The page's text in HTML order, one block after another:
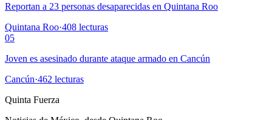
Reportan a 23 personas desaparecidas en Quintana Roo
Quintana Roo·408 lecturas
05
Joven es asesinado durante ataque armado en Cancún
Cancún·462 lecturas
Quinta Fuerza